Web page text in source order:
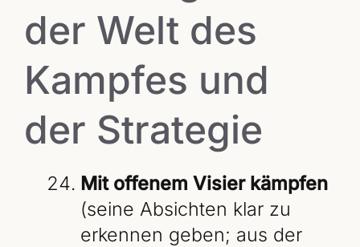
der Welt des
Kampfes und
der Strategie
Mit offenem Visier kämpfen
(seine Absichten klar zu
erkennen geben; aus der